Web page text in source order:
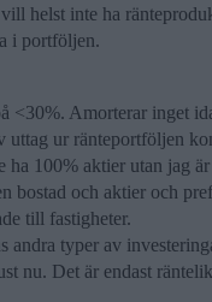
helst inte ha
i portföljen.
<30%. Amorterar inget
uttag ur ränteportföljen
ha 100% aktier utan jag
bostad och aktier och
till fastigheter.
andra typer av
nu. Det är endast